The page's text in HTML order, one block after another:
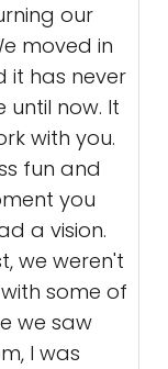
our
moved in
it has never
until now. It
with you.
fun and
you
a vision.
we weren't
some of
we saw
I was